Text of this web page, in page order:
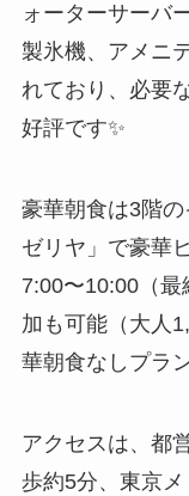
ォーターサーバ
製氷機、アメニ
れており、必要
好評です✨
豪華朝食は3階
ゼリヤ」で豪華
7:00〜10:00（
加も可能（大人
華朝食なしプラ
アクセスは、都
歩約5分、東京